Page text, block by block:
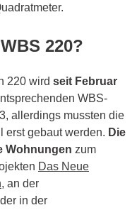
220?
220 wird seit Februar
WBS-
allerdings mussten die
erst gebaut werden. Die
Wohnungen zum
Das Neue
, an der
in der